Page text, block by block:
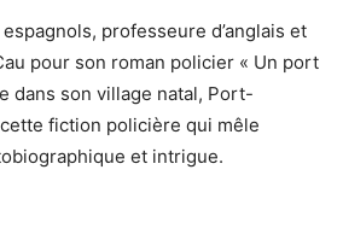
professeure d’anglais et
pour son roman policier « Un port
dans son village natal, Port-
fiction policière qui mêle
et intrigue.